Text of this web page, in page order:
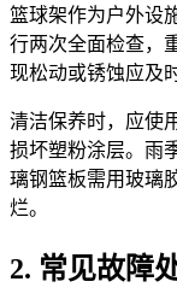
篮球架作为户外设
行两次全面检查，
现松动或锈蚀应及
清洁保养时，应使
损坏塑粉涂层。雨
璃钢篮板需用玻璃
烂。
2. 常见故障